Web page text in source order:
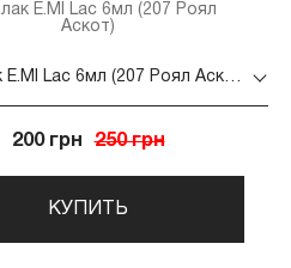
лак E.MI Lac 6мл (207 Роял
Аскот)
Гель-лак E.MI Lac 6мл (207 Роял Аскот)
200 грн 250 грн
КУПИТЬ